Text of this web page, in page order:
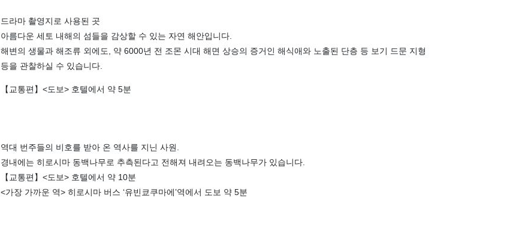
드라마 촬영지로 사용된 곳
아름다운 세토 내해의 섬들을 감상할 수 있는 자연 해안입니다.
해변의 생물과 해조류 외에도, 약 6000년 전 조몬 시대 해면 상승의 증거인 해식애와 노출된 단층 등 보기 드문 지형
등을 관찰하실 수 있습니다.
【교통편】<도보> 호텔에서 약 5분
역대 번주들의 비호를 받아 온 역사를 지닌 사원.
경내에는 히로시마 동백나무로 추측된다고 전해져 내려오는 동백나무가 있습니다.
【교통편】<도보> 호텔에서 약 10분
<가장 가까운 역> 히로시마 버스 ‘유빈쿄쿠마에’역에서 도보 약 5분